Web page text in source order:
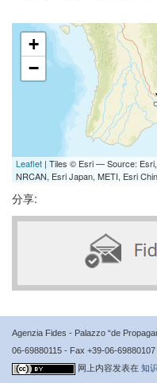
+
−
Leaflet | Tiles © Esri — Source:
NRCAN, Esri Japan, METI, Esri
分享:
Agenzia Fides - Palazzo “de
06-69880115 - Fax +39-06-69880107
网上内容发表在 知